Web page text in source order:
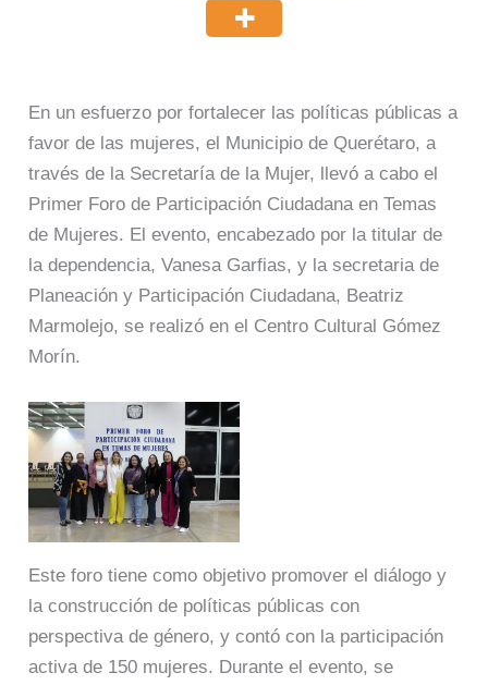
En un esfuerzo por fortalecer las políticas públicas a
favor de las mujeres, el Municipio de Querétaro, a
través de la Secretaría de la Mujer, llevó a cabo el
Primer Foro de Participación Ciudadana en Temas
de Mujeres. El evento, encabezado por la titular de
la dependencia, Vanesa Garfias, y la secretaria de
Planeación y Participación Ciudadana, Beatriz
Marmolejo, se realizó en el Centro Cultural Gómez
Morín.
Este foro tiene como objetivo promover el diálogo y
la construcción de políticas públicas con
perspectiva de género, y contó con la participación
activa de 150 mujeres. Durante el evento, se